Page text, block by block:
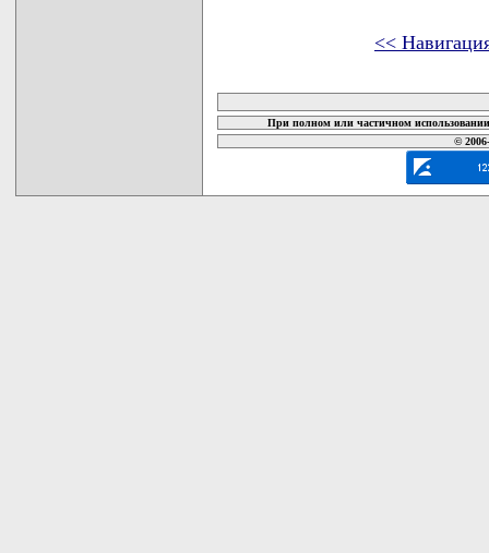
<<
При полном или частичном
©